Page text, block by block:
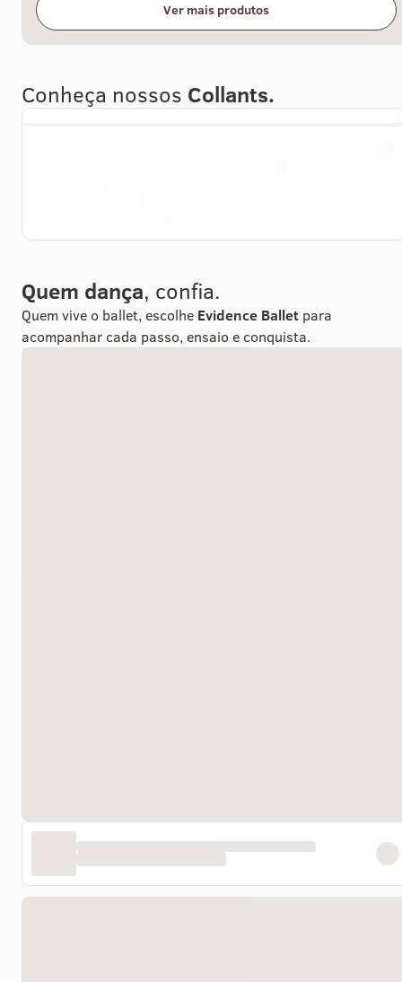
Ver mais produtos
Conheça nossos Collants.
Quem dança, confia.
Quem vive o ballet, escolhe Evidence Ballet para
acompanhar cada passo, ensaio e conquista.